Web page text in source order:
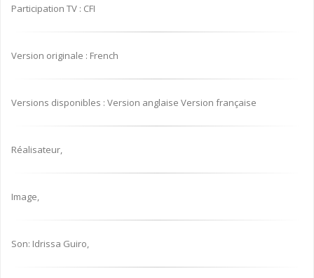
Participation TV : CFI
Version originale : French
Versions disponibles : Version anglaise Version française
Réalisateur,
Image,
Son: Idrissa Guiro,